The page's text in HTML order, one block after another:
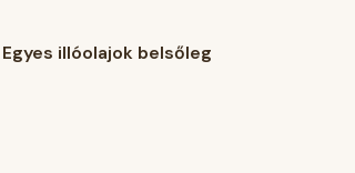
illóolajok belsőleg